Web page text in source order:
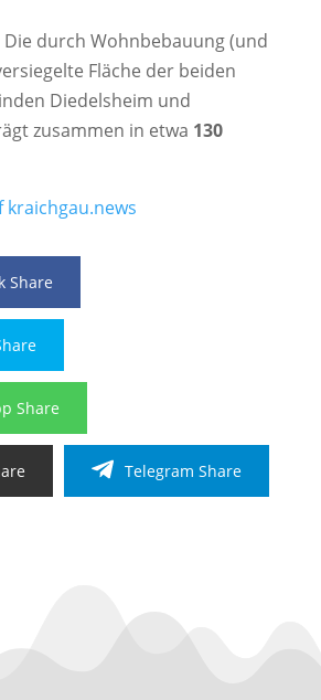
Die durch Wohnbebauung (und
Fläche der beiden
Diedelsheim und
zusammen in etwa 130
Share
Share
Telegram Share